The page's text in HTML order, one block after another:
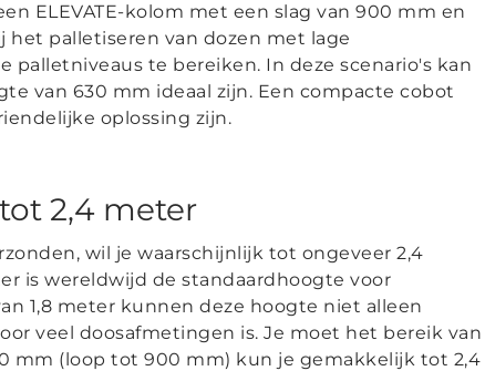
ELEVATE-kolom met een slag van 900 mm en
het palletiseren van dozen met lage
te bereiken. In deze scenario's kan
van 630 mm ideaal zijn. Een compacte cobot
oplossing zijn.
2,4 meter
wil je waarschijnlijk tot ongeveer 2,4
is wereldwijd de standaardhoogte voor
1,8 meter kunnen deze hoogte niet alleen
veel doosafmetingen is. Je moet het bereik van
mm (loop tot 900 mm) kun je gemakkelijk tot 2,4